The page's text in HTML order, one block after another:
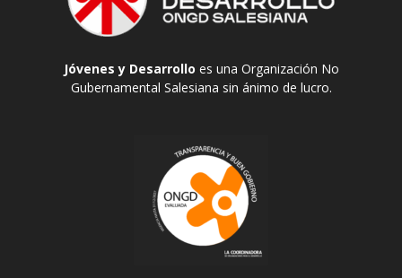
Jóvenes y Desarrollo es una Organización No
Gubernamental Salesiana sin ánimo de lucro.